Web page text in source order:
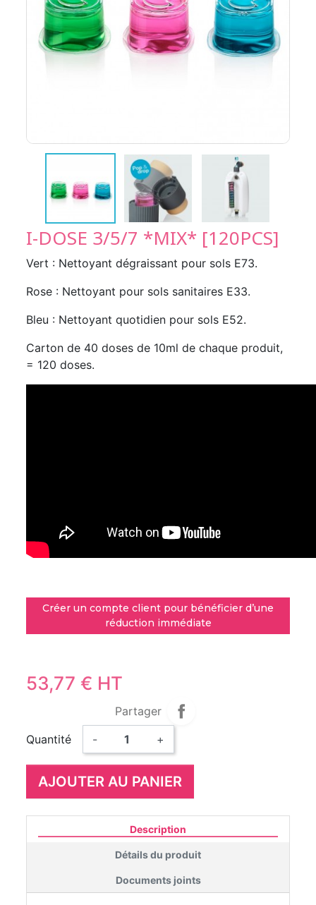
I-DOSE 3/5/7 *MIX* [120PCS]
Vert : Nettoyant dégraissant pour sols E73.
Rose : Nettoyant pour sols sanitaires E33.
Bleu : Nettoyant quotidien pour sols E52.
Carton de 40 doses de 10ml de chaque produit,
= 120 doses.
Créer un compte client pour bénéficier d’une
réduction immédiate
53,77 € HT
Partager
Quantité
- +
AJOUTER AU PANIER
Description
Détails du produit
Documents joints